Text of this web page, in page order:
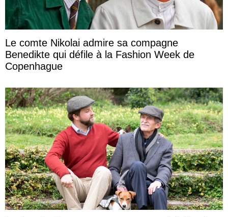
Le comte Nikolai admire sa compagne
Benedikte qui défile à la Fashion Week de
Copenhague